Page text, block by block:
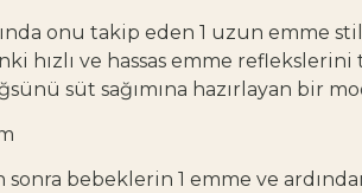
onu takip eden 1 uzun emme
hızlı ve hassas emme
süt sağımına hazırlayan bir
sonra bebeklerin 1 emme ve